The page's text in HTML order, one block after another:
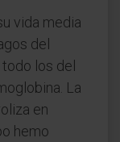
vida media
del
los del
La
en
hemo